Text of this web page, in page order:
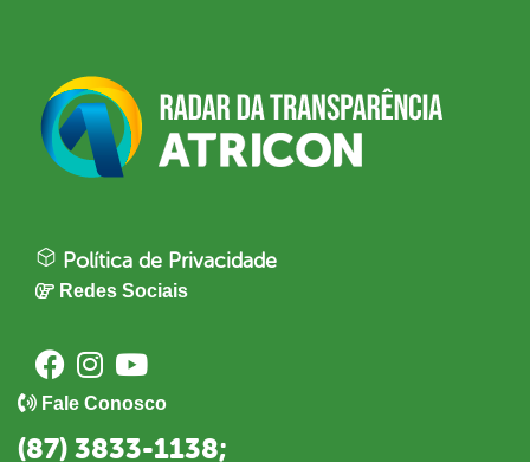
Política de Privacidade
Redes Sociais
Fale Conosco
(87) 3833-1138;